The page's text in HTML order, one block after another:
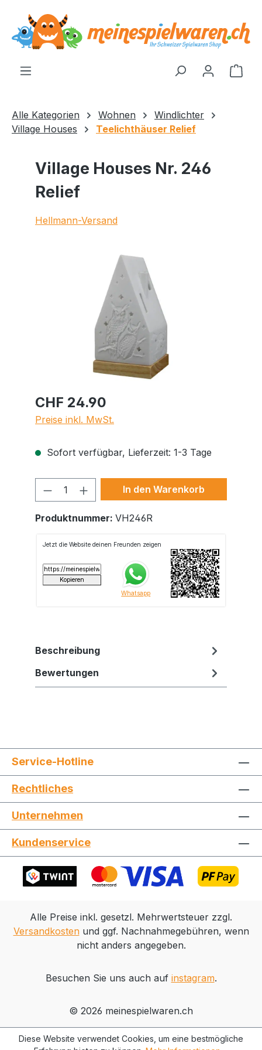
springen
Alle Kategorien Wohnen
Windlichter
Village Houses
Teelichthäuser Relief
Village Houses Nr. 246
Relief
Hellmann-Versand
Bildergalerie überspringen
CHF 24.90
Preise inkl. MwSt.
Sofort verfügbar, Lieferzeit: 1-3 Tage
Produkt Anzahl: Gib den
In den Warenkorb
Produktnummer: VH246R
Jetzt die Website deinen Freunden zeigen
Whatsapp
Beschreibung
Bewertungen
Service-Hotline
Rechtliches
Unternehmen
Kundenservice
Alle Preise inkl. gesetzl. Mehrwertsteuer zzgl.
Versandkostenund ggf. Nachnahmegebühren, wenn
nicht anders angegeben.
Besuchen Sie uns auch auf instagram.
© 2026 meinespielwaren.ch
Diese Website verwendet Cookies, um eine bestmögliche